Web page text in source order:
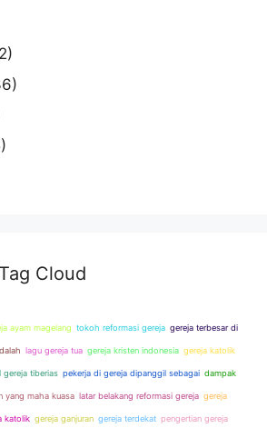
Cloud
ayam magelang tokoh reformasi gereja gereja terbesar di
lagu gereja tua gereja kristen indonesia gereja katolik
gereja tiberias pekerja di gereja dipanggil sebagai dampak
yang maha kuasa latar belakang reformasi gereja gereja
katolik gereja ganjuran gereja terdekat pengertian gereja